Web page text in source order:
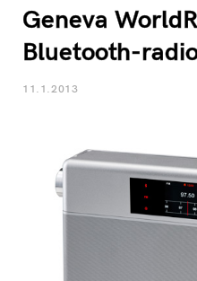
Geneva
Bluetooth-
11.1.2013